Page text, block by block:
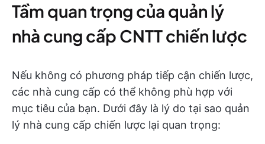
Tầm quan trọng của quản lý
nhà cung cấp CNTT chiến lược
Nếu không có phương pháp tiếp cận chiến lược,
các nhà cung cấp có thể không phù hợp với
mục tiêu của bạn. Dưới đây là lý do tại sao quản
lý nhà cung cấp chiến lược lại quan trọng: